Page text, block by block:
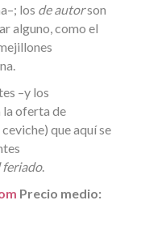
los de autorson
alguno, como el
–y los
la oferta de
que aquí se
feriado.
Precio medio: